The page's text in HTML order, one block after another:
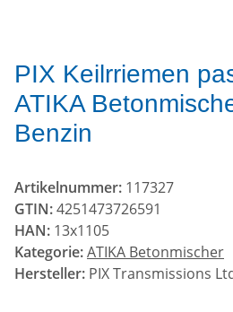
PIX Keilrriemen
ATIKA
Benzin
Artikelnummer: 117327
GTIN:4251473726591
HAN: 13x1105
Kategorie:ATIKA Betonmischer
Hersteller: PIX Transmissions